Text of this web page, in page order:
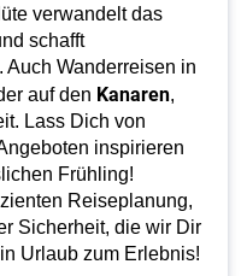
verwandelt das
schafft
Auch Wanderreisen in
auf den Kanaren,
Lass Dich von
inspirieren
Frühling!
Reiseplanung,
Sicherheit, die wir Dir
Urlaub zum Erlebnis!